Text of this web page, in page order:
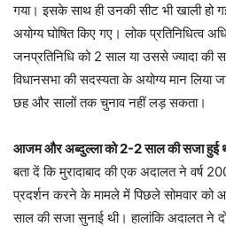
गया। इसके साथ ही उनकी सीट भी खाली हो
अयोग्य घोषित किए गए। लोक प्रतिनिधित्व
जनप्रतिनिधि को 2 साल या उससे ज्यादा की
विधानसभा की सदस्यता के अयोग्य मान लिया
छह और सालों तक चुनाव नहीं लड़ सकता।
आजम और अब्दुल्ला को 2-2 साल की सजा हुई
बता दें कि मुरादाबाद की एक अदालत ने वर्ष
प्रदर्शन करने के मामले में पिछले सोमवार
साल की सजा सुनाई थी। हालांकि अदालत ने